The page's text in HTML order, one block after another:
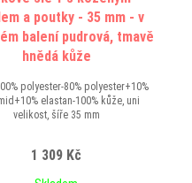
a poutky - 35 mm - v
balení pudrová, tmavě
hnědá kůže
polyester-80% polyester+10%
elastan-100% kůže, uni
velikost, šíře 35 mm
1 309 Kč